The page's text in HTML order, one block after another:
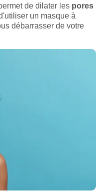
de dilater les pores
un masque à
débarrasser de votre